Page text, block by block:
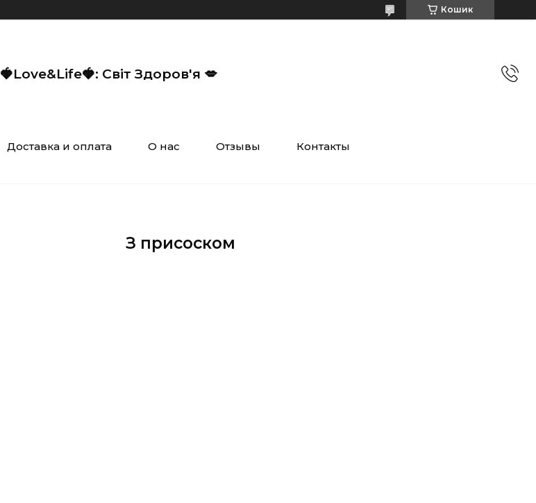
Кошик
🍓Love&Life🍓: Світ Здоров'я 💋
Доставка и оплата О нас Отзывы Контакты
З присоском